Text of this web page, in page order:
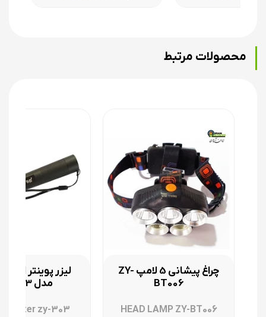
محصولات مرتبط
چراغ پیشانی 5 لامپ ZY-
BT006
HEAD LAMP ZY-BT006
لیزر پوینتر
مدل zy-303
pointer zy-303